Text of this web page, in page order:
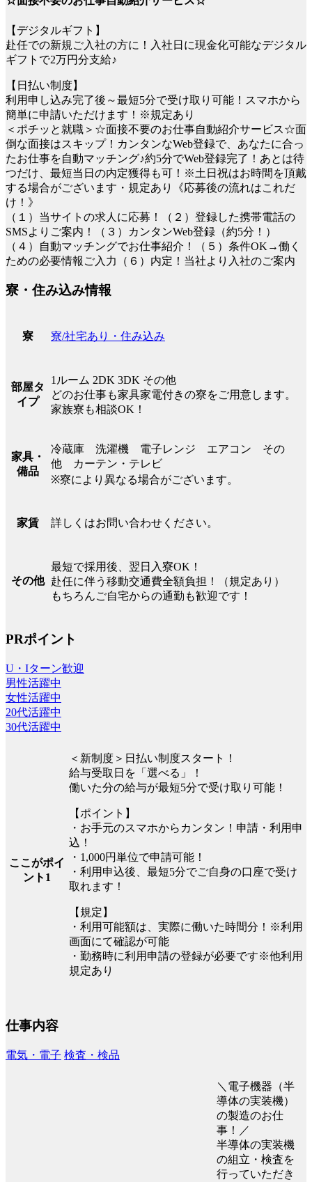
【デジタルギフト】
赴任での新規ご入社の方に！入社日に現金化可能なデジタル
ギフトで2万円分支給♪
【日払い制度】
利用申し込み完了後～最短5分で受け取り可能！スマホから
簡単に申請いただけます！※規定あり
＜ポチッと就職＞☆面接不要のお仕事自動紹介サービス☆面
倒な面接はスキップ！カンタンなWeb登録で、あなたに合っ
たお仕事を自動マッチング♪約5分でWeb登録完了！あとは待
つだけ、最短当日の内定獲得も可！※土日祝はお時間を頂戴
する場合がございます・規定あり《応募後の流れはこれだ
け！》
（１）当サイトの求人に応募！（２）登録した携帯電話の
SMSよりご案内！（３）カンタンWeb登録（約5分！）
（４）自動マッチングでお仕事紹介！（５）条件OK→働く
ための必要情報ご入力（６）内定！当社より入社のご案内
寮・住み込み情報
寮 寮/社宅あり・住み込み
部屋タ
イプ
1ルーム 2DK 3DK その他
どのお仕事も家具家電付きの寮をご用意します。
家族寮も相談OK！
家具・
備品
冷蔵庫 洗濯機 電子レンジ エアコン その
他 カーテン・テレビ
※寮により異なる場合がございます。
家賃 詳しくはお問い合わせください。
その他
最短で採用後、翌日入寮OK！
赴任に伴う移動交通費全額負担！（規定あり）
もちろんご自宅からの通勤も歓迎です！
PRポイント
U・Iターン歓迎
男性活躍中
女性活躍中
20代活躍中
30代活躍中
ここがポイ
ント1
＜新制度＞日払い制度スタート！
給与受取日を「選べる」！
働いた分の給与が最短5分で受け取り可能！
【ポイント】
・お手元のスマホからカンタン！申請・利用申
込！
・1,000円単位で申請可能！
・利用申込後、最短5分でご自身の口座で受け
取れます！
【規定】
・利用可能額は、実際に働いた時間分！※利用
画面にて確認が可能
・勤務時に利用申請の登録が必要です※他利用
規定あり
仕事内容
電気・電子 検査・検品
＼電子機器（半
導体の実装機）
の製造のお仕
事！／
半導体の実装機
の組立・検査を
行っていただき